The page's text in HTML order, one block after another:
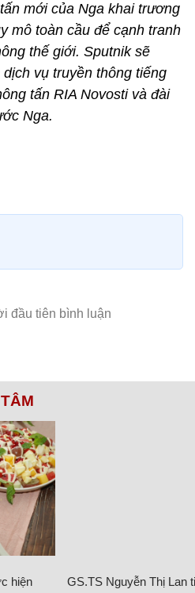
mới của Nga khai trương
mô toàn cầu để cạnh tranh
thế giới. Sputnik sẽ
vụ truyền thông tiếng
tấn RIA Novosti và đài
Nga.
hiện
GS.TS Nguyễn Thị Lan